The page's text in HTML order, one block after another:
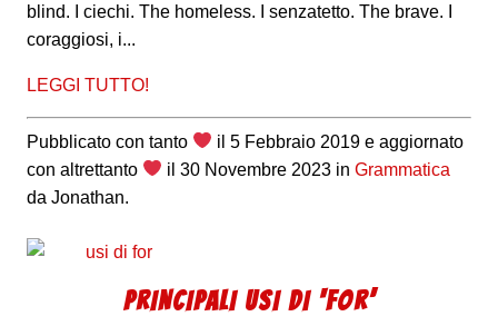
blind. I ciechi. The homeless. I senzatetto. The brave. I
coraggiosi, i...
LEGGI TUTTO!
Pubblicato con tanto il5 Febbraio 2019 e aggiornato
con altrettanto
il30 Novembre 2023 inGrammatica
da Jonathan.
PRINCIPALI USI DI ‘FOR’